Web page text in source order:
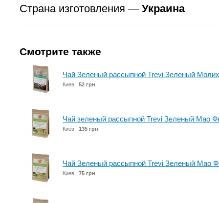
Страна изготовления — Украина
Смотрите также
Чай Зеленый рассыпной Trevi Зеленый
Киев 52 грн
Чай зеленый рассыпной Trevi Зеленый Мао
Киев 135 грн
Чай Зеленый рассыпной Trevi Зеленый Мао
Киев 75 грн